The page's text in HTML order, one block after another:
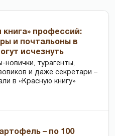
книга» профессий:
и почтальоны в
исчезнуть
новички, тур­агенты,
и даже секретари –
в «Красную книгу»
– по 100